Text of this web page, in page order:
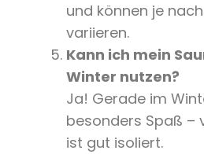
und können je
variieren.
Kann ich mein
Winter nutzen?
Ja! Gerade im
besonders Spaß –
ist gut isoliert.